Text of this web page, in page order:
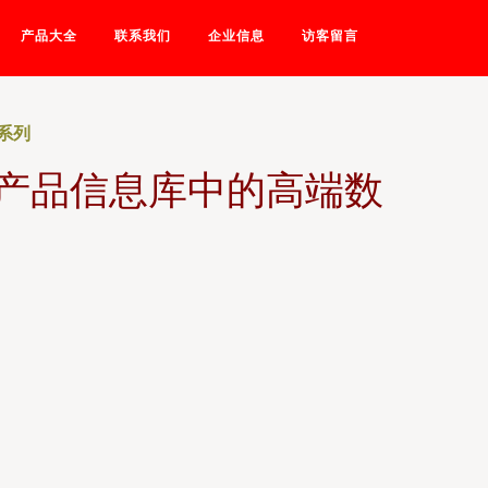
产品大全 联系我们 企业信息 访客留言
列
品信息库中的高端数